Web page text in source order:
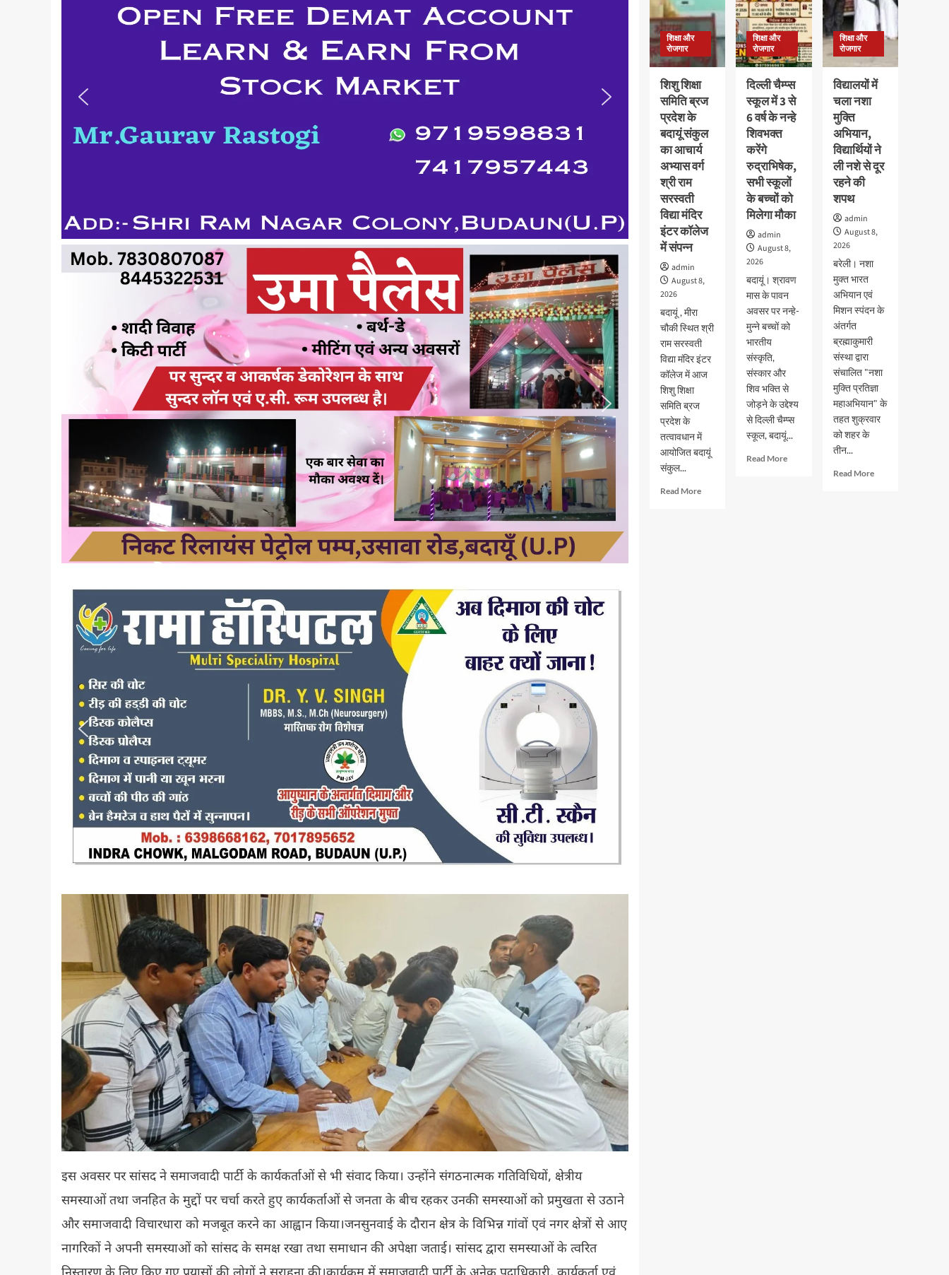
इस अवसर पर सांसद ने समाजवादी पार्टी के कार्यकर्ताओं से भी संवाद किया। उन्होंने संगठनात्मक गतिविधियों, क्षेत्रीय
समस्याओं तथा जनहित के मुद्दों पर चर्चा करते हुए कार्यकर्ताओं से जनता के बीच रहकर उनकी समस्याओं को प्रमुखता से उठाने
और समाजवादी विचारधारा को मजबूत करने का आह्वान किया।जनसुनवाई के दौरान क्षेत्र के विभिन्न गांवों एवं नगर क्षेत्रों से आए
नागरिकों ने अपनी समस्याओं को सांसद के समक्ष रखा तथा समाधान की अपेक्षा जताई। सांसद द्वारा समस्याओं के त्वरित
समस्या
प्रबंधन
और
गुर
शिक्षा और
रोजगार
शिशु शिक्षा
समिति ब्रज
प्रदेश के
बदायूं संकुल
का आचार्य
अभ्यास वर्ग
श्री राम
सरस्वती
विद्या मंदिर
इंटर कॉलेज
में संपन्न
admin
August 8,
2026
बदायूं , मीरा
चौकी स्थित श्री
राम सरस्वती
विद्या मंदिर इंटर
कॉलेज में आज
शिशु शिक्षा
समिति ब्रज
प्रदेश के
तत्वावधान में
आयोजित बदायूं
संकुल...
Read MoreRead
शिक्षा और
रोजगार
दिल्ली चैम्प्स
स्कूल में 3 से
6 वर्ष के नन्हे
शिवभक्त
करेंगे
रुद्राभिषेक,
सभी स्कूलों
के बच्चों को
मिलेगा मौका
admin
August 8,
2026
बदायूं। श्रावण
मास के पावन
अवसर पर नन्हे-
मुन्ने बच्चों को
भारतीय
संस्कृति,
संस्कार और
शिव भक्ति से
जोड़ने के उद्देश्य
से दिल्ली चैम्प्स
स्कूल, बदायूं...
Read MoreRead
शिक्षा और
रोजगार
विद्यालयों में
चला नशा
मुक्ति
अभियान,
विद्यार्थियों ने
ली नशे से दूर
रहने की
शपथ
admin
August 8,
2026
बरेली। नशा
मुक्त भारत
अभियान एवं
मिशन स्पंदन के
अंतर्गत
ब्रह्माकुमारी
संस्था द्वारा
संचालित "नशा
मुक्ति प्रतिज्ञा
महाअभियान" के
तहत शुक्रवार
को शहर के
तीन...
Read MoreRead